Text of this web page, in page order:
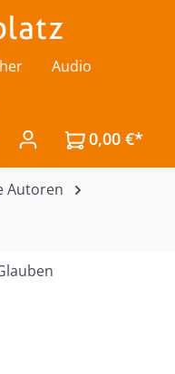
Audio
hast 0 Produkte auf
0,00 €*
Autoren